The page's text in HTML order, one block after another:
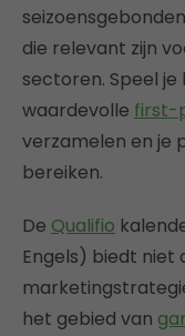
die relevant zijn
sectoren. Speel je
waardevolle first-
verzamelen en je
bereiken.
De Qualifio
Engels) biedt niet
het gebied van